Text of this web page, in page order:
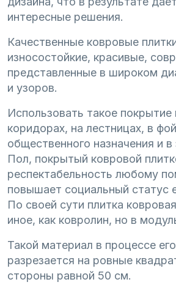
интересные решения.
Качественные ковровые
износостойкие, красивые,
представленные в широком
и узоров.
Использовать такое
коридорах, на лестницах, в
общественного назначения и в
Пол, покрытый ковровой
респектабельность любому
повышает социальный статус
По своей сути плитка
иное, как ковролин, но в
Такой материал в процессе
разрезается на ровные
стороны равной 50 см.